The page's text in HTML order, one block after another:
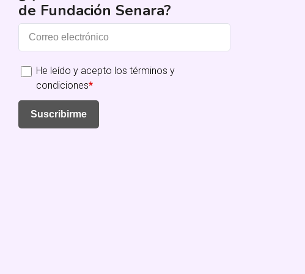
de Fundación Senara?
He leído y acepto los términos y
condiciones*
Suscribirme